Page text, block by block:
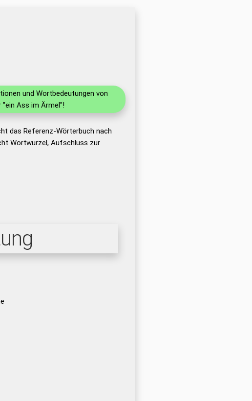
und Wortbedeutungen von
"ein Ass im Ärmel"!
das Referenz-Wörterbuch nach
Wortwurzel, Aufschluss zur